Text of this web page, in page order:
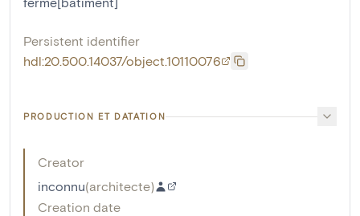
Persistent identifier
hdl:20.500.14037/object.10110076
PRODUCTION ET DATATION
Creator
inconnu(architecte)
Creation date